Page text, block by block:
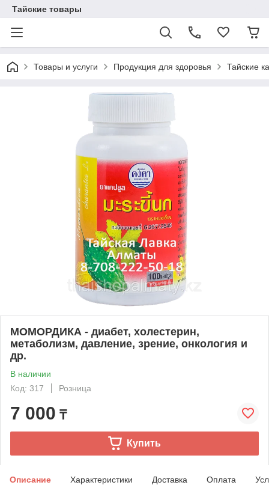
Тайские товары
Товары и услуги Продукция для здоровья Тайские
МОМОРДИКА - диабет, холестерин,
метаболизм, давление, зрение, онкология и
др.
В наличии
Код: 317
Розница
7 000 ₸
Купить
Описание Характеристики Доставка Оплата